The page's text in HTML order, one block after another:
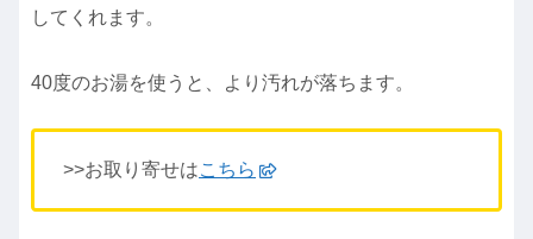
してくれます。
40度のお湯を使うと、より汚れが落ちます。
>>お取り寄せはこちら